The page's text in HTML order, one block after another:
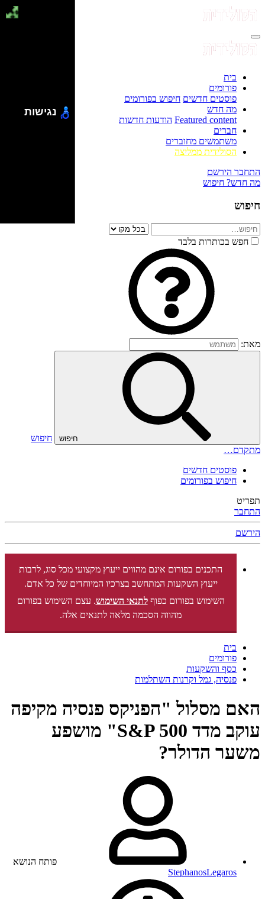
בית
פורומים
פוסטים חדשים חיפוש בפורומים
מה חדש
Featured content הודעות חדשות
חברים
משתמשים מחוברים
הסולידית ממליצה
התחבר הירשם
מה חדש? חיפוש
חיפוש
חפש בכותרות בלבד
מאת:
חיפוש
חיפוש
מתקדם…
פוסטים חדשים
חיפוש בפורומים
תפריט
התחבר
הירשם
התכנים בפורום אינם מהווים ייעוץ מקצועי מכל סוג, לרבות
ייעוץ השקעות המתחשב בצרכיו המיוחדים של כל אדם.
השימוש בפורום כפוףלתנאי השימוש. עצם השימוש בפורום
מהווה הסכמה מלאה לתנאים אלה.
בית
פורומים
כסף והשקעות
פנסיה, גמל וקרנות השתלמות
האם מסלול "הפניקס פנסיה מקיפה
עוקב מדד S&P 500" מושפע
משער הדולר?
פותח הנושא
StephanosLegaros
נגישות